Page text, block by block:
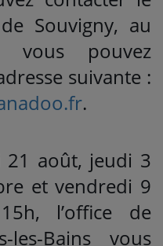
Souvigny, au
vous pouvez
suivante :
.
21 août, jeudi 3
et vendredi 9
l’office de
Bains vous